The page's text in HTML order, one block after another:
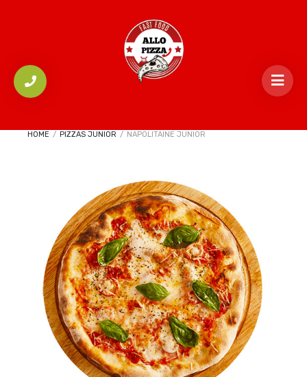
HOME / PIZZAS JUNIOR / NAPOLITAINE JUNIOR